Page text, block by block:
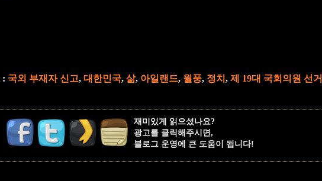
: 국외 부재자 신고, 대한민국, 삶, 아일랜드, 월풍, 정치, 제 19대 국회의원 선거
재미있게 읽으셨나요?
광고를 클릭해주시면,
블로그 운영에 큰 도움이 됩니다!